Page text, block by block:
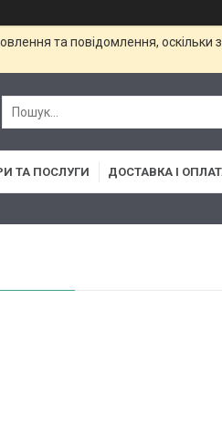
та повідомлення, оскільки
ТА ПОСЛУГИ ДОСТАВКА І